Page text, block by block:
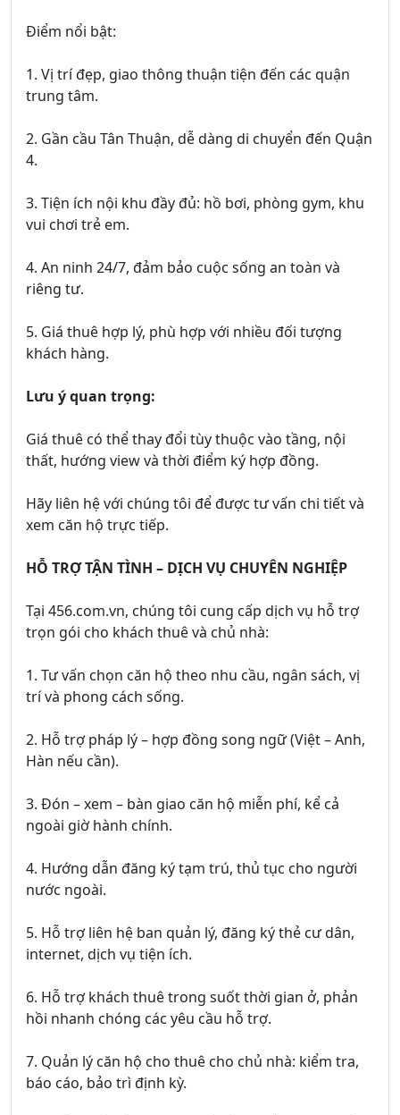
Điểm nổi bật:
1. Vị trí đẹp, giao thông thuận tiện đến các quận
trung tâm.
2. Gần cầu Tân Thuận, dễ dàng di chuyển đến Quận
4.
3. Tiện ích nội khu đầy đủ: hồ bơi, phòng gym, khu
vui chơi trẻ em.
4. An ninh 24/7, đảm bảo cuộc sống an toàn và
riêng tư.
5. Giá thuê hợp lý, phù hợp với nhiều đối tượng
khách hàng.
Lưu ý quan trọng:
Giá thuê có thể thay đổi tùy thuộc vào tầng, nội
thất, hướng view và thời điểm ký hợp đồng.
Hãy liên hệ với chúng tôi để được tư vấn chi tiết và
xem căn hộ trực tiếp.
HỖ TRỢ TẬN TÌNH – DỊCH VỤ CHUYÊN NGHIỆP
Tại 456.com.vn, chúng tôi cung cấp dịch vụ hỗ trợ
trọn gói cho khách thuê và chủ nhà:
1. Tư vấn chọn căn hộ theo nhu cầu, ngân sách, vị
trí và phong cách sống.
2. Hỗ trợ pháp lý – hợp đồng song ngữ (Việt – Anh,
Hàn nếu cần).
3. Đón – xem – bàn giao căn hộ miễn phí, kể cả
ngoài giờ hành chính.
4. Hướng dẫn đăng ký tạm trú, thủ tục cho người
nước ngoài.
5. Hỗ trợ liên hệ ban quản lý, đăng ký thẻ cư dân,
internet, dịch vụ tiện ích.
6. Hỗ trợ khách thuê trong suốt thời gian ở, phản
hồi nhanh chóng các yêu cầu hỗ trợ.
7. Quản lý căn hộ cho thuê cho chủ nhà: kiểm tra,
báo cáo, bảo trì định kỳ.